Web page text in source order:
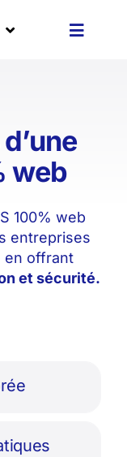
Toggle
web
100% web
entreprises
en offrant
et sécurité.